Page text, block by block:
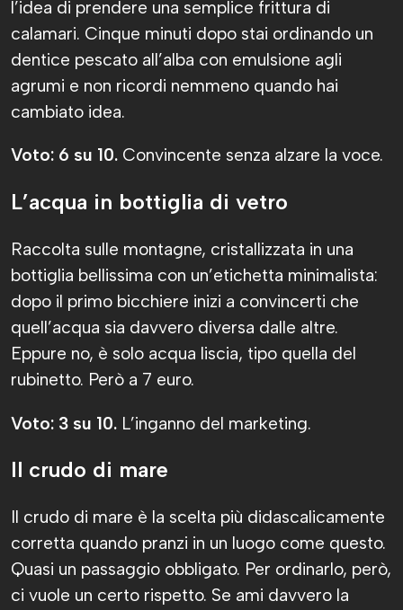
l’idea di prendere una semplice frittura di
calamari. Cinque minuti dopo stai ordinando un
dentice pescato all’alba con emulsione agli
agrumi e non ricordi nemmeno quando hai
cambiato idea.
Voto: 6 su 10. Convincente senza alzare la voce.
L’acqua in bottiglia di vetro
Raccolta sulle montagne, cristallizzata in una
bottiglia bellissima con un’etichetta minimalista:
dopo il primo bicchiere inizi a convincerti che
quell’acqua sia davvero diversa dalle altre.
Eppure no, è solo acqua liscia, tipo quella del
rubinetto. Però a 7 euro.
Voto: 3 su 10. L’inganno del marketing.
Il crudo di mare
Il crudo di mare è la scelta più didascalicamente
corretta quando pranzi in un luogo come questo.
Quasi un passaggio obbligato. Per ordinarlo, però,
ci vuole un certo rispetto. Se ami davvero la